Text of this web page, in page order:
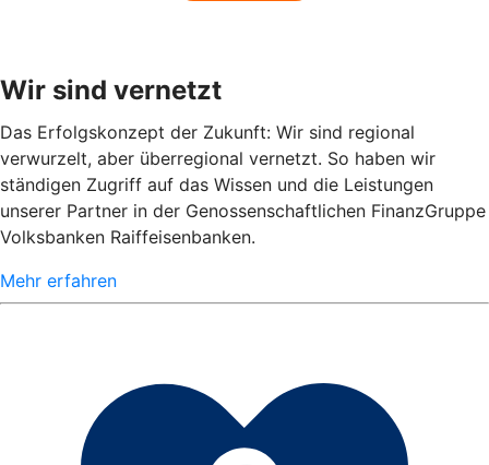
Wir sind vernetzt
Das Erfolgskonzept der Zukunft: Wir sind regional
verwurzelt, aber überregional vernetzt. So haben wir
ständigen Zugriff auf das Wissen und die Leistungen
unserer Partner in der Genossenschaftlichen FinanzGruppe
Volksbanken Raiffeisenbanken.
Mehr erfahren